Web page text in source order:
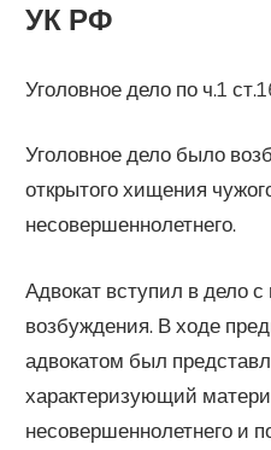
УК РФ
Уголовное дело по ч.1
Уголовное дело было
открытого хищения
несовершеннолетнего.
Адвокат вступил в дело
возбуждения. В ходе
адвокатом был
характеризующий
несовершеннолетнего и